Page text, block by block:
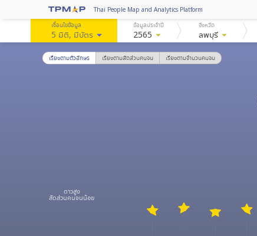
Thai People Map and Analytics Platform
เงื่อนไขข้อมูล
5 มิติ, มีบัตรarrow_drop_down
ข้อมูลประจำปี
2565 arrow_drop_down
จังหวัด
ลพบุรีarrow_drop_down
เรียงตามตัวอักษร เรียงตามสัดส่วนคนจน เรียงตามจำนวนคนจน
ดาวสูง
สัดส่วนคนจนน้อย